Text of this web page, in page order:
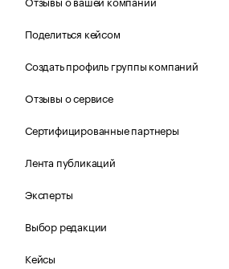
Поделиться кейсом
Создать профиль группы компаний
Отзывы о сервисе
Сертифицированные партнеры
Лента публикаций
Эксперты
Выбор редакции
Кейсы